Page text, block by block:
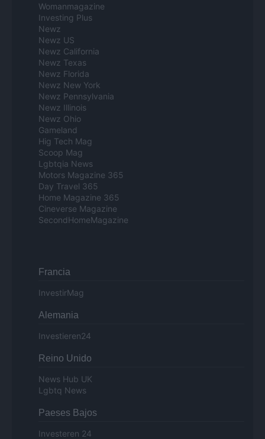
Womanmagazine
Investing Plus
Newz
Newz US
Newz California
Newz Texas
Newz Florida
Newz New York
Newz Pennsylvania
Newz Illinois
Newz Ohio
Gameland
Hig Tech Mag
Scoop Mag
Lgbtqia News
Motors Magazine 365
Day Travel 365
Home Magazine 365
Cineverse Magazine
SecondHomeMagazine
Francia
InvestirMag
Alemania
Investieren24
Reino Unido
News Hub UK
Lgbtq News
Paeses Bajos
Investeren 24